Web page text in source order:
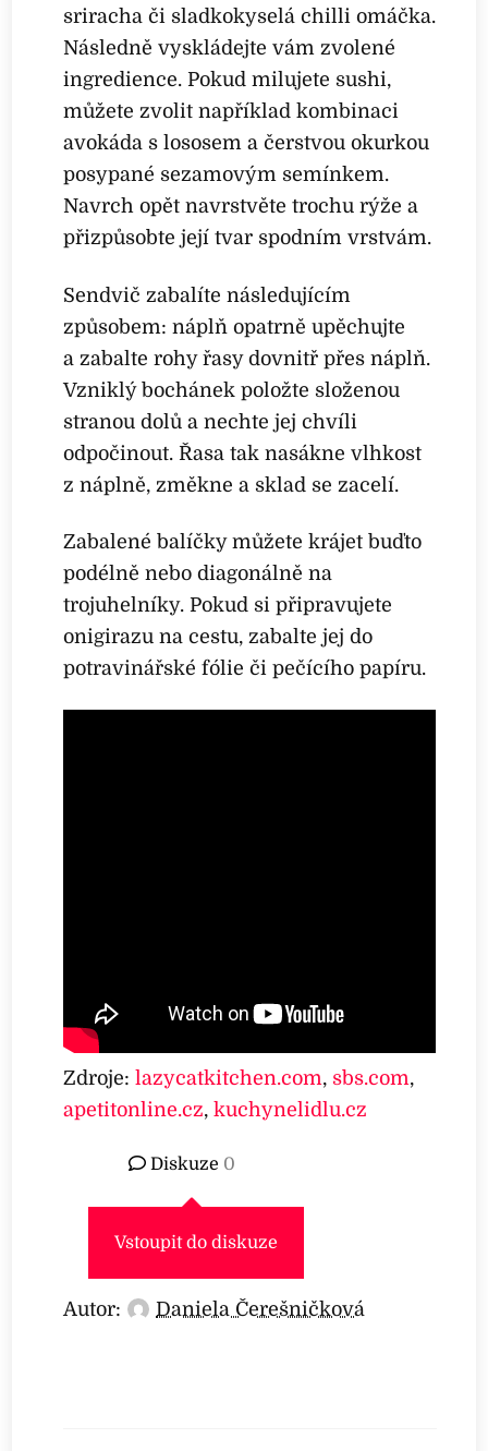
sriracha či sladkokyselá chilli omáčka.
Následně vyskládejte vám zvolené
ingredience. Pokud milujete sushi,
můžete zvolit například kombinaci
avokáda s lososem a čerstvou okurkou
posypané sezamovým semínkem.
Navrch opět navrstvěte trochu rýže a
přizpůsobte její tvar spodním vrstvám.
Sendvič zabalíte následujícím
způsobem: náplň opatrně upěchujte
a zabalte rohy řasy dovnitř přes náplň.
Vzniklý bochánek položte složenou
stranou dolů a nechte jej chvíli
odpočinout. Řasa tak nasákne vlhkost
z náplně, změkne a sklad se zacelí.
Zabalené balíčky můžete krájet buďto
podélně nebo diagonálně na
trojuhelníky. Pokud si připravujete
onigirazu na cestu, zabalte jej do
potravinářské fólie či pečícího papíru.
Zdroje:lazycatkitchen.com,sbs.com,
apetitonline.cz,kuchynelidlu.cz
Diskuze 0
Vstoupit do diskuze
Autor: Daniela Čerešničková